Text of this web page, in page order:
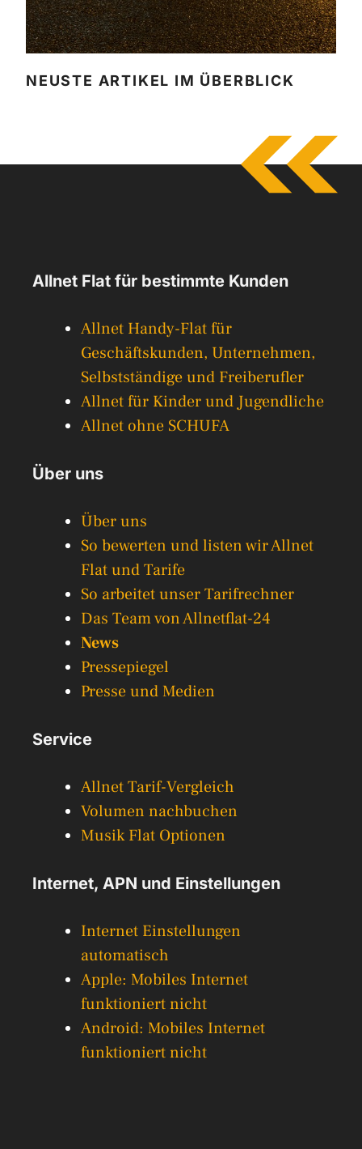
NEUSTE ARTIKEL IM ÜBERBLICK
Allnet Flat für bestimmte Kunden
Allnet Handy-Flat für
Geschäftskunden, Unternehmen,
Selbstständige und Freiberufler
Allnet für Kinder und Jugendliche
Allnet ohne SCHUFA
Über uns
Über uns
So bewerten und listen wir Allnet
Flat und Tarife
So arbeitet unser Tarifrechner
Das Team von Allnetflat-24
News
Pressepiegel
Presse und Medien
Service
Allnet Tarif-Vergleich
Volumen nachbuchen
Musik Flat Optionen
Internet, APN und Einstellungen
Internet Einstellungen
automatisch
Apple: Mobiles Internet
funktioniert nicht
Android: Mobiles Internet
funktioniert nicht